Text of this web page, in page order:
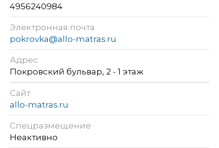
4956240984
Электронная почта
pokrovka@allo-matras.ru
Адрес
Покровский бульвар, 2 - 1 этаж
Сайт
allo-matras.ru
Спецразмещение
Неактивно